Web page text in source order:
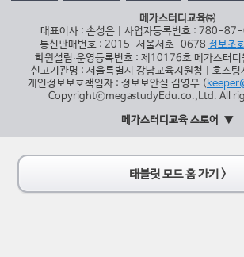
메가스터디교육㈜
대표이사 : 손성은 | 사업자등록번호 : 780-
통신판매번호 : 2015-서울서초-0678 정보조회
학원설립∙운영등록번호 : 제10176호 메가스터디
신고기관명 : 서울특별시 강남교육지원청 | 호스
개인정보보호책임자 : 정보보안실 김영무 (
CopyrightⓒmegastudyEdu.co.,Ltd. All
메가스터디교육 스토어
태블릿 모드 홈 가기 >